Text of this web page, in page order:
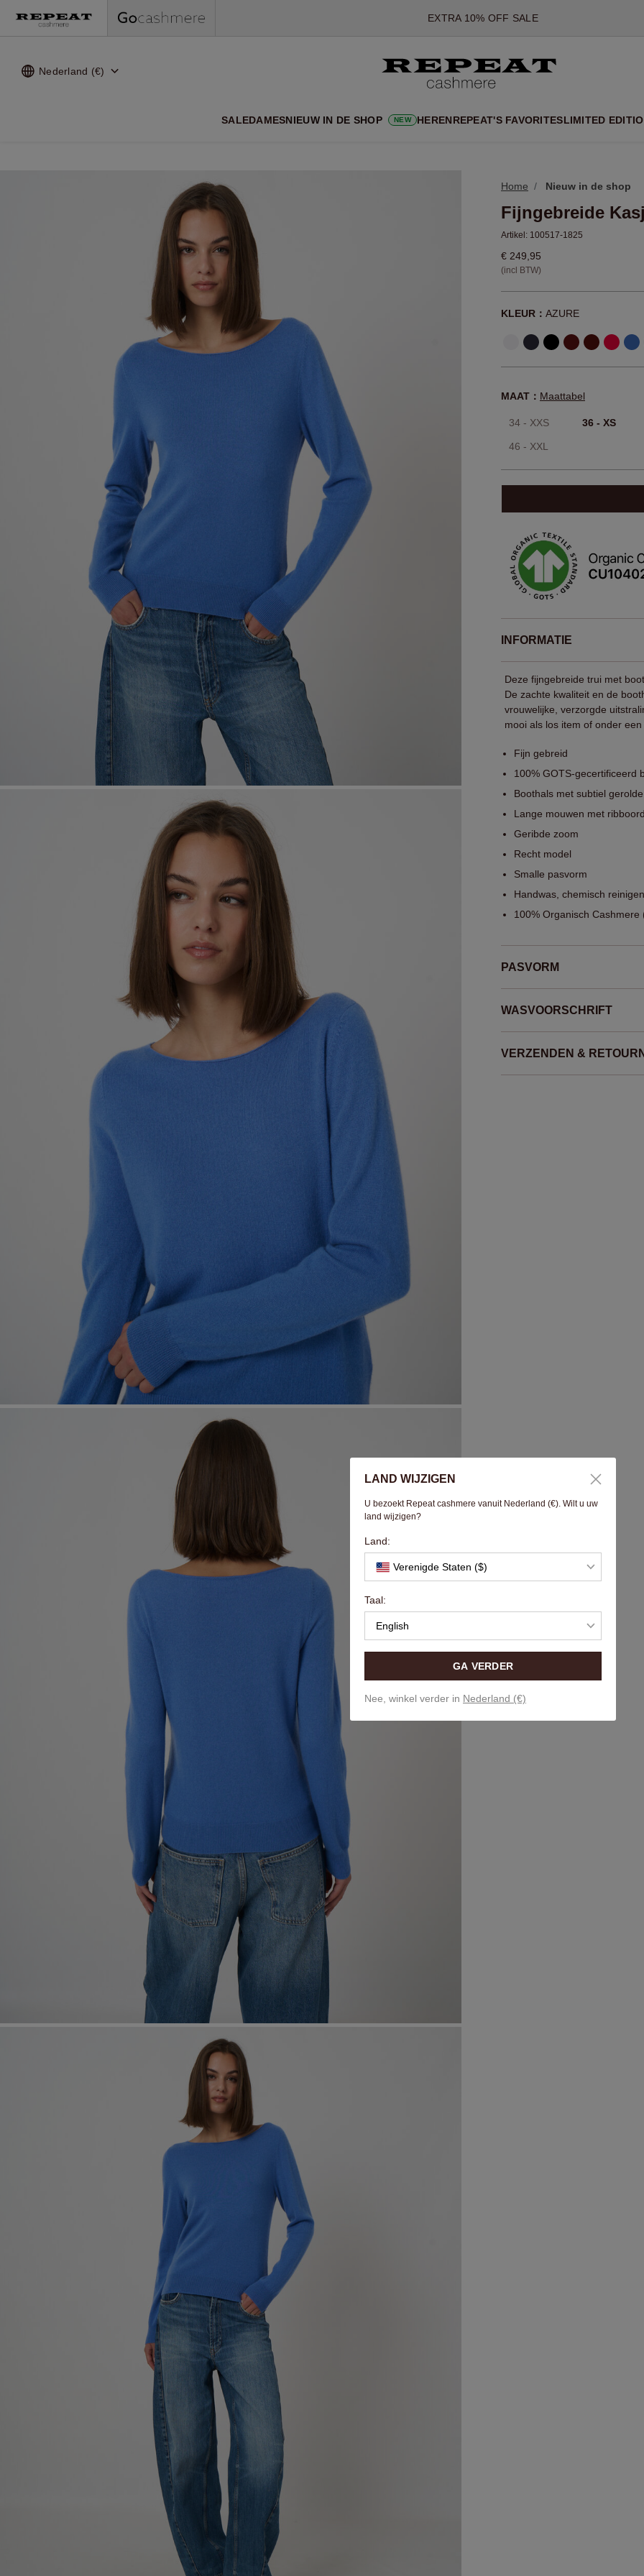
*AANBIEDING IS GELDIG T/M 12 AUGUSTUS 2026
*NIET GELDIG VOOR LIMITED EDITION
*UITZONDERINGEN KUNNEN VAN TOEPASSING ZIJN
NIEUWE CASHMERE COLLECTIE
EXTRA 10% OFF SALE
Nederland (€)
SALEDAMESNIEUW IN DE SHOP NEW HERENREPEAT'S FAVORITESLIMITED
Home Nieuw in de shop
Fijngebreide
Artikel: 100517-1825
€ 249,95
(incl BTW)
KLEUR： AZURE
MAAT： Maattabel
34 - XXS 36 - XS
46 - XXL
INFORMATIE
Deze fijngebreide trui met
De zachte kwaliteit en de
vrouwelijke, verzorgde
mooi als los item of onder een
Fijn gebreid
100% GOTS-gecertificeerd
Boothals met subtiel
Lange mouwen met
Geribde zoom
Recht model
Smalle pasvorm
Handwas, chemisch
100% Organisch
PASVORM
WASVOORSCHRIFT
VERZENDEN &
LAND WIJZIGEN
U bezoekt Repeat cashmere vanuit Nederland (€). Wilt u uw
land wijzigen?
Land:
Verenigde Staten ($)
Taal:
English
GA VERDER
Nee, winkel verder in Nederland (€)